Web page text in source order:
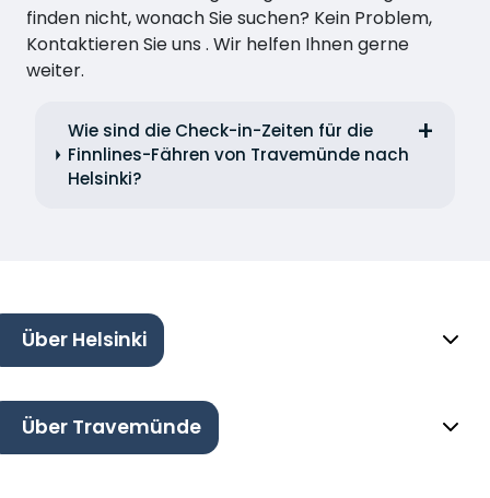
finden nicht, wonach Sie suchen? Kein Problem,
Kontaktieren Sie uns . Wir helfen Ihnen gerne
weiter.
Wie sind die Check-in-Zeiten für die
Finnlines-Fähren von Travemünde nach
Helsinki?
Über Helsinki
Über Travemünde